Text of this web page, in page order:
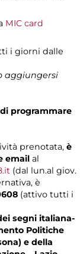
MIC card
i giorni dalle
aggiungersi
programmare
prenotata, è
email al
(dal lun.al giov.
è
(attivo tutti i
segni italiana-
Politiche
e della